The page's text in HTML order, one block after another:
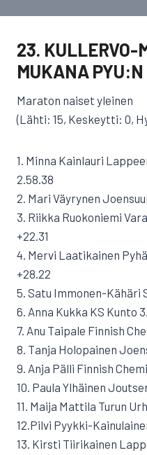
23. KULLERVO-
MUKANA
Maraton naiset yleinen
(Lähti: 15, Keskeytti: 0,
1. Minna Kainlauri
2.58.38
2. Mari Väyrynen
3. Riikka Ruokoniemi
+22.31
4. Mervi Laatikainen
+28.22
5. Satu Immonen-Kähäri
6. Anna Kukka KS Kunto
7. Anu Taipale Finnish
8. Tanja Holopainen
9. Anja Pälli Finnish
10. Paula Ylhäinen
11. Maija Mattila Turun
12.Pilvi Pyykki-
13. Kirsti Tiirikainen